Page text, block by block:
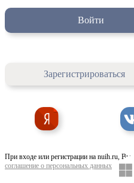
Войти
Зарегистрироваться
При входе или регистрации на nuih.ru, Вы
соглашение о персональных данных